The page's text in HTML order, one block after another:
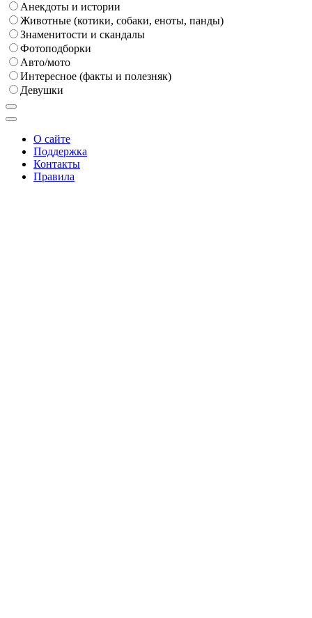
Анекдоты и истории
Животные (котики, собаки, еноты, панды)
Знаменитости и скандалы
Фотоподборки
Авто/мото
Интересное (факты и полезняк)
Девушки
О сайте
Поддержка
Контакты
Правила